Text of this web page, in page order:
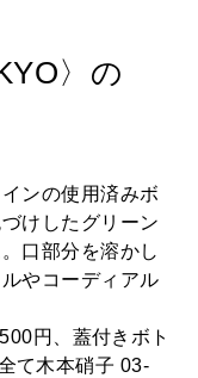
〉の
ンの使用済みボ
けしたグリーン
口部分を溶かし
やコーディアル
円、蓋付きボト
て木本硝子 03-